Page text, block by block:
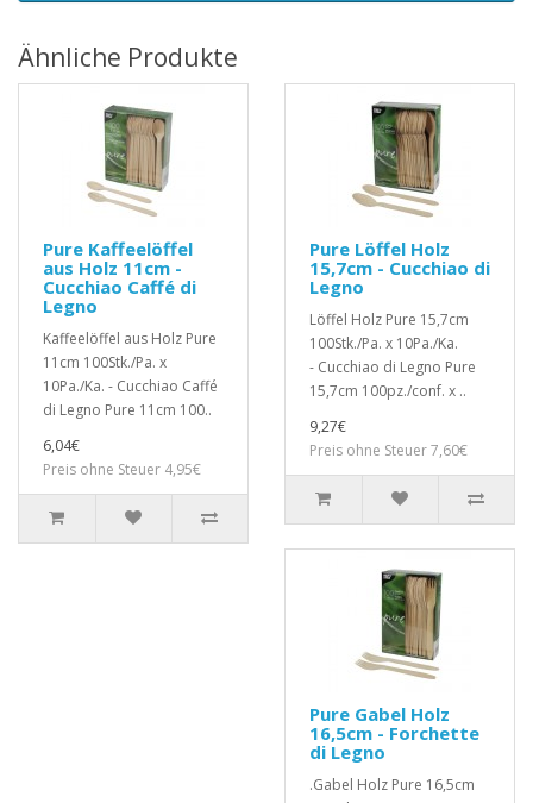
Ähnliche Produkte
Pure Kaffeelöffel
aus Holz 11cm -
Cucchiao Caffé di
Legno
Kaffeelöffel aus Holz Pure
11cm 100Stk./Pa. x
10Pa./Ka. - Cucchiao Caffé
di Legno Pure 11cm 100..
6,04€
Preis ohne Steuer 4,95€
Pure Löffel Holz
15,7cm - Cucchiao di
Legno
Löffel Holz Pure 15,7cm
100Stk./Pa. x 10Pa./Ka.
- Cucchiao di Legno Pure
15,7cm 100pz./conf. x ..
9,27€
Preis ohne Steuer 7,60€
Pure Gabel Holz
16,5cm - Forchette
di Legno
.Gabel Holz Pure 16,5cm